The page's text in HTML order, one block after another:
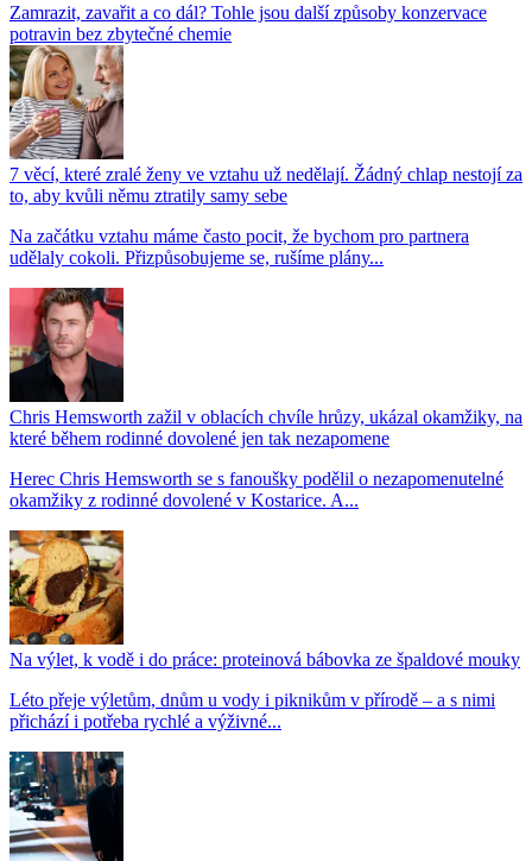
Zamrazit, zavařit a co dál? Tohle jsou další způsoby konzervace
potravin bez zbytečné chemie
7 věcí, které zralé ženy ve vztahu už nedělají. Žádný chlap nestojí za
to, aby kvůli němu ztratily samy sebe
Na začátku vztahu máme často pocit, že bychom pro partnera
udělaly cokoli. Přizpůsobujeme se, rušíme plány...
Chris Hemsworth zažil v oblacích chvíle hrůzy, ukázal okamžiky, na
které během rodinné dovolené jen tak nezapomene
Herec Chris Hemsworth se s fanoušky podělil o nezapomenutelné
okamžiky z rodinné dovolené v Kostarice. A...
Na výlet, k vodě i do práce: proteinová bábovka ze špaldové mouky
Léto přeje výletům, dnům u vody i piknikům v přírodě – a s nimi
přichází i potřeba rychlé a výživné...